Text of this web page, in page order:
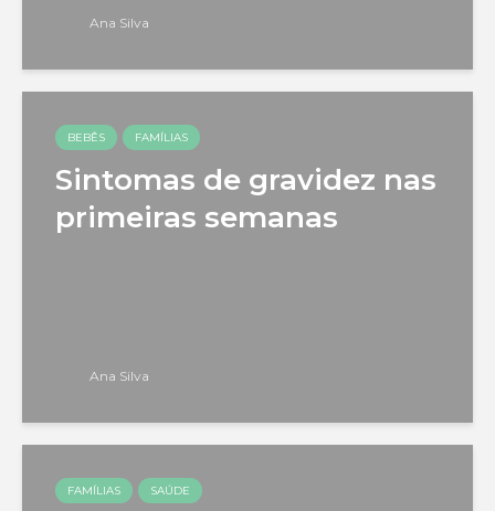
Ana Silva
BEBÊS FAMÍLIAS
Sintomas de gravidez nas
primeiras semanas
Ana Silva
FAMÍLIAS SAÚDE